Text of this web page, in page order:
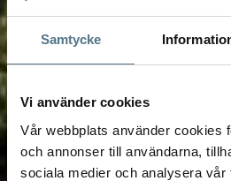
Samtycke
Vi använder cookies
Vår webbplats använder cookies
och annonser till användarna,
sociala medier och analysera vår